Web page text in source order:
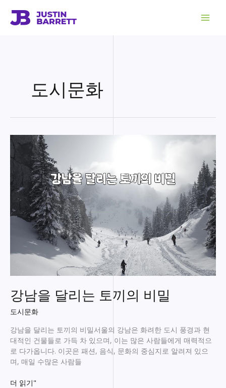
도시문화
강남을 달리는 토끼의 비밀
도시문화
강남을 달리는 토끼의 비밀서울의 강남은 화려한 도시 풍경과 현
대적인 건물들로 가득 차 있으며, 이는 많은 사람들에게 매력적으
로 다가옵니다. 이곳은 패션, 음식, 문화의 중심지로 알려져 있으
며, 매일 수많은 사람들
강
더 읽기"